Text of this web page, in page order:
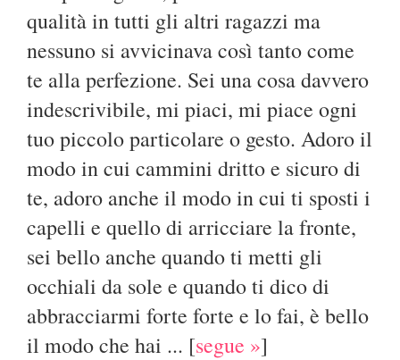
qualità in tutti gli altri ragazzi ma
nessuno si avvicinava così tanto come
te alla perfezione. Sei una cosa davvero
indescrivibile, mi piaci, mi piace ogni
tuo piccolo particolare o gesto. Adoro il
modo in cui cammini dritto e sicuro di
te, adoro anche il modo in cui ti sposti i
capelli e quello di arricciare la fronte,
sei bello anche quando ti metti gli
occhiali da sole e quando ti dico di
abbracciarmi forte forte e lo fai, è bello
il modo che hai ... [segue »]